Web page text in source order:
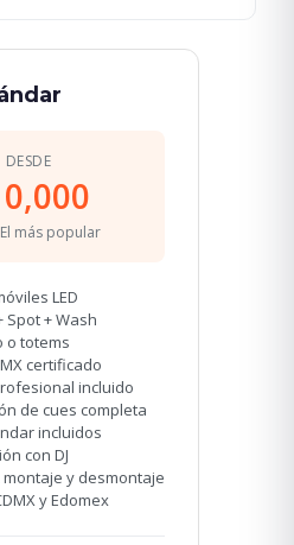
DESDE
El más popular
LED
Spot + Wash
o totems
certificado
incluido
de cues completa
incluidos
con DJ
y desmontaje
y Edomex